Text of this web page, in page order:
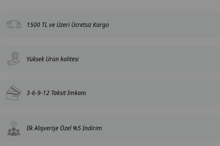
1500 TL ve Üzeri Ücretsiz Kargo
Yüksek Ürün kalitesi
3-6-9-12 Taksit İmkanı
İlk Alışverişe Özel %5 İndirim